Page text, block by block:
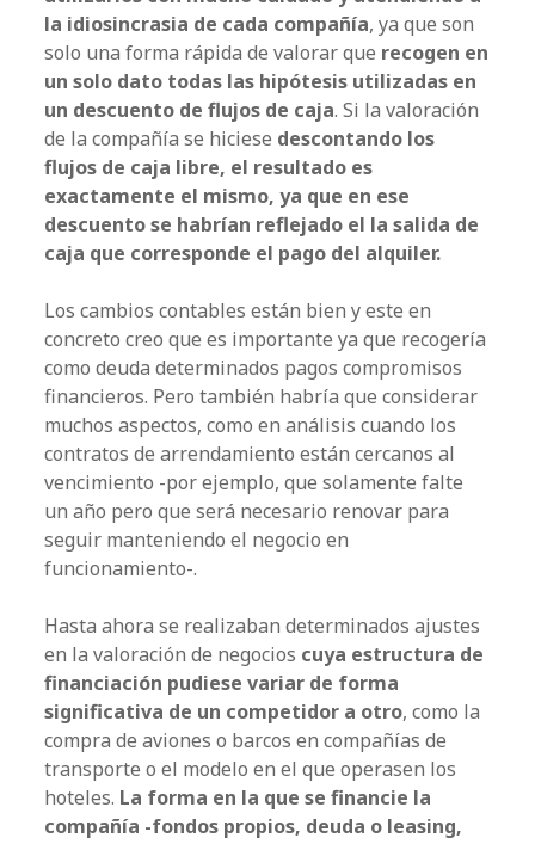
la idiosincrasia de cada compañía, ya que son
solo una forma rápida de valorar que recogen en
un solo dato todas las hipótesis utilizadas en
un descuento de flujos de caja. Si la valoración
de la compañía se hiciese descontando los
flujos de caja libre, el resultado es
exactamente el mismo, ya que en ese
descuento se habrían reflejado el la salida de
caja que corresponde el pago del alquiler.
Los cambios contables están bien y este en
concreto creo que es importante ya que recogería
como deuda determinados pagos compromisos
financieros. Pero también habría que considerar
muchos aspectos, como en análisis cuando los
contratos de arrendamiento están cercanos al
vencimiento -por ejemplo, que solamente falte
un año pero que será necesario renovar para
seguir manteniendo el negocio en
funcionamiento-.
Hasta ahora se realizaban determinados ajustes
en la valoración de negocios cuya estructura de
financiación pudiese variar de forma
significativa de un competidor a otro, como la
compra de aviones o barcos en compañías de
transporte o el modelo en el que operasen los
hoteles. La forma en la que se financie la
compañía -fondos propios, deuda o leasing,